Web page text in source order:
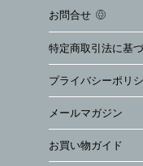
お問合せ
特定商取引法に基
プライバシーポリ
メールマガジン
お買い物ガイド